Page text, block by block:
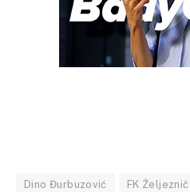
Dino Đurbuzović FK